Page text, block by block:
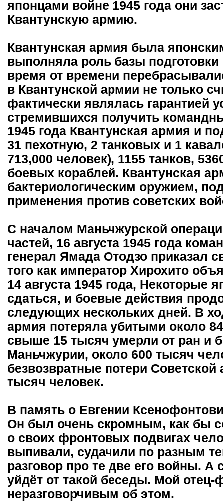
японцами войне 1945 года они
Квантунскую армию.
Квантунская армия была
выполняла роль базы
время от времени
в Квантунской армии не только
фактически являлась гарантией
стремившихся получить
1945 года Квантунская армия и
31 пехотную, 2 танковых и 1
713,000 человек), 1155 танков,
боевых кораблей. Квантунская
бактериологическим оружием,
применения против советских
С началом Маньчжурской
частей, 16 августа 1945 года
генерал Ямада Отодзо приказал
того как император Хирохито
14 августа 1945 года, Некоторые
сдаться, и боевые действия
следующих нескольких дней. В
армия потеряла убитыми около
свыше 15 тысяч умерли от ран и
Маньчжурии, около 600 тысяч
безвозвратные потери
тысяч человек.
В память о Евгении
Он был очень скромным, как бы
о своих фронтовых подвигах
выпивали, судачили по разным
разговор про те две его войны. А
уйдёт от такой беседы. Мой
неразговорчивым об этом.